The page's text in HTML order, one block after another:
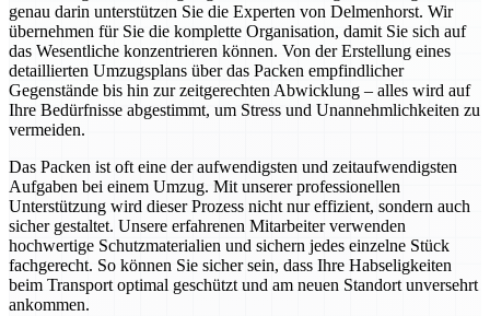
genau darin unterstützen Sie die Experten von Delmenhorst. Wir
übernehmen für Sie die komplette Organisation, damit Sie sich auf
das Wesentliche konzentrieren können. Von der Erstellung eines
detaillierten Umzugsplans über das Packen empfindlicher
Gegenstände bis hin zur zeitgerechten Abwicklung – alles wird auf
Ihre Bedürfnisse abgestimmt, um Stress und Unannehmlichkeiten zu
vermeiden.
Das Packen ist oft eine der aufwendigsten und zeitaufwendigsten
Aufgaben bei einem Umzug. Mit unserer professionellen
Unterstützung wird dieser Prozess nicht nur effizient, sondern auch
sicher gestaltet. Unsere erfahrenen Mitarbeiter verwenden
hochwertige Schutzmaterialien und sichern jedes einzelne Stück
fachgerecht. So können Sie sicher sein, dass Ihre Habseligkeiten
beim Transport optimal geschützt und am neuen Standort unversehrt
ankommen.